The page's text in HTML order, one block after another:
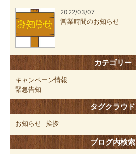
2022/03/07
営業時間のお知らせ
カテゴリー
キャンペーン情報
緊急告知
タグクラウド
お知らせ 挨拶
ブログ内検索